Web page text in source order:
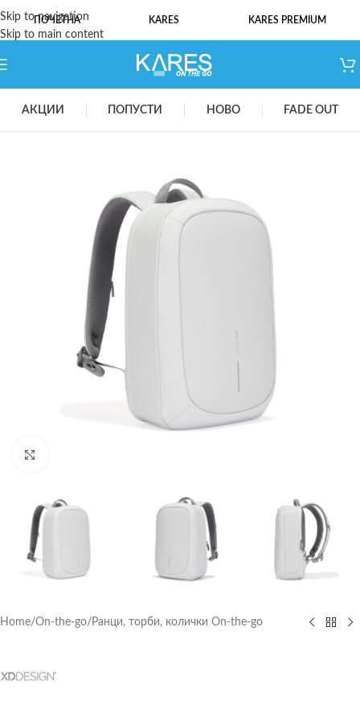
Skip to navigation
Skip to main content
ПОЧЕТНА KARES KARES PREMIUM
АКЦИИ ПОПУСТИ НОВО FADE OUT
Home/On-the-go/ Ранци, торби, колички On-the-go